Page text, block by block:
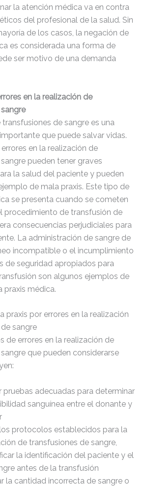
la atención médica va en contra
del profesional de la salud. Sin
de los casos, la negación de
es considerada una forma de
ser motivo de una demanda
en la realización de
de sangre es una
que puede salvar vidas.
en la realización de
pueden tener graves
la salud del paciente y pueden
de mala praxis. Este tipo de
se presenta cuando se cometen
procedimiento de transfusión de
consecuencias perjudiciales para
La administración de sangre de
incompatible o el incumplimiento
de seguridad apropiados para
son algunos ejemplos de
praxis médica.
praxis por errores en la realización
sangre
de errores en la realización de
que pueden considerarse
pruebas adecuadas para determinar
sanguínea entre el donante y
protocolos establecidos para la
de transfusiones de sangre,
la identificación del paciente y el
antes de la transfusión
la cantidad incorrecta de sangre o